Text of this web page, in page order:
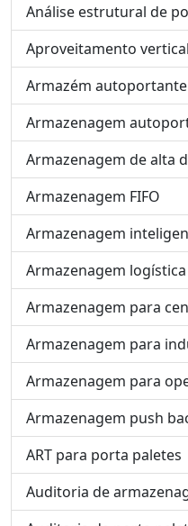
Análise estrutural de
Aproveitamento
Armazém autoportante
Armazenagem
Armazenagem de alta
Armazenagem FIFO
Armazenagem
Armazenagem logística
Armazenagem para
Armazenagem para
Armazenagem para
Armazenagem push
ART para porta paletes
Auditoria de